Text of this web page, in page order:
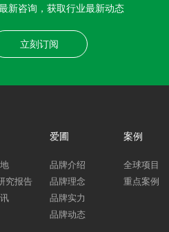
新咨询，获取行业最新动态
立刻订阅
究报告
爱圃
品牌介绍
品牌理念
品牌实力
品牌动态
案例
全球项目
重点案例